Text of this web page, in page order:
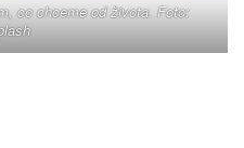
co chceme od života. Foto: